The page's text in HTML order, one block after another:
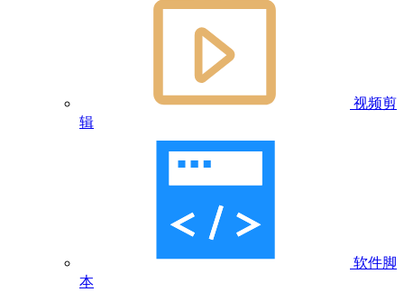
视频剪
辑
软件脚
本